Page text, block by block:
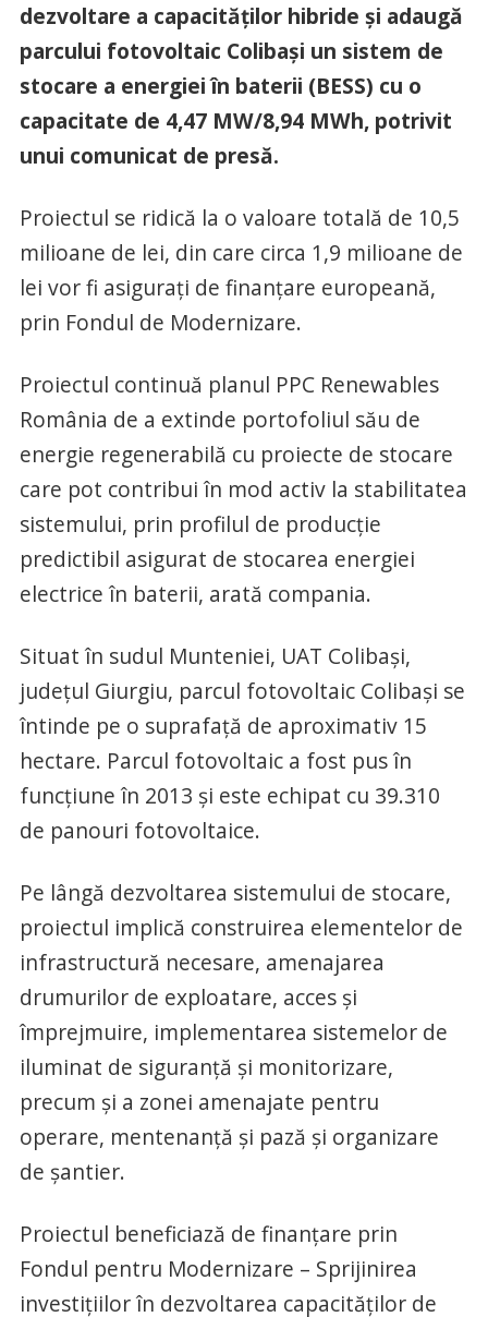
dezvoltare a capacităților hibride și adaugă
parcului fotovoltaic Colibași un sistem de
stocare a energiei în baterii (BESS) cu o
capacitate de 4,47 MW/8,94 MWh, potrivit
unui comunicat de presă.
Proiectul se ridică la o valoare totală de 10,5
milioane de lei, din care circa 1,9 milioane de
lei vor fi asigurați de finanțare europeană,
prin Fondul de Modernizare.
Proiectul continuă planul PPC Renewables
România de a extinde portofoliul său de
energie regenerabilă cu proiecte de stocare
care pot contribui în mod activ la stabilitatea
sistemului, prin profilul de producție
predictibil asigurat de stocarea energiei
electrice în baterii, arată compania.
Situat în sudul Munteniei, UAT Colibași,
județul Giurgiu, parcul fotovoltaic Colibași se
întinde pe o suprafață de aproximativ 15
hectare. Parcul fotovoltaic a fost pus în
funcțiune în 2013 și este echipat cu 39.310
de panouri fotovoltaice.
Pe lângă dezvoltarea sistemului de stocare,
proiectul implică construirea elementelor de
infrastructură necesare, amenajarea
drumurilor de exploatare, acces și
împrejmuire, implementarea sistemelor de
iluminat de siguranță și monitorizare,
precum și a zonei amenajate pentru
operare, mentenanță și pază și organizare
de șantier.
Proiectul beneficiază de finanțare prin
Fondul pentru Modernizare – Sprijinirea
investițiilor în dezvoltarea capacităților de